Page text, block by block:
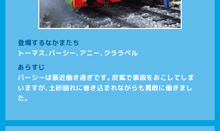
登場するなかまたち
トーマス、パーシー、アニー、クララベル
あらすじ
パーシーは最近働き過ぎです。炭鉱で事故をおこしてしま
いますが、土砂崩れに巻き込まれながらも勇敢に働きまし
た。